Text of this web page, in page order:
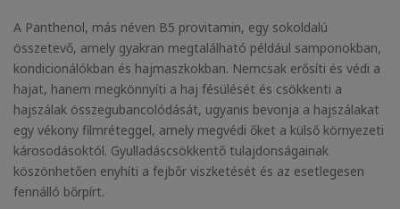
A Panthenol, más néven B5 provitamin, egy sokoldalú
összetevő, amely gyakran megtalálható például samponokban,
kondicionálókban és hajmaszkokban. Nemcsak erősíti és védi a
hajat, hanem megkönnyíti a haj fésülését és csökkenti a
hajszálak összegubancolódását, ugyanis bevonja a hajszálakat
egy vékony filmréteggel, amely megvédi őket a külső környezeti
károsodásoktól​. Gyulladáscsökkentő tulajdonságainak
köszönhetően enyhíti a fejbőr viszketését és az esetlegesen
fennálló bőrpírt.